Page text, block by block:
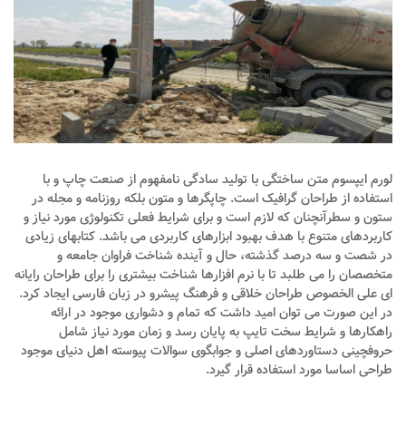
لورم ایپسوم متن ساختگی با تولید سادگی نامفهوم از صنعت چاپ و با
استفاده از طراحان گرافیک است. چاپگرها و متون بلکه روزنامه و مجله در
ستون و سطرآنچنان که لازم است و برای شرایط فعلی تکنولوژی مورد نیاز و
کاربردهای متنوع با هدف بهبود ابزارهای کاربردی می باشد. کتابهای زیادی
در شصت و سه درصد گذشته، حال و آینده شناخت فراوان جامعه و
متخصصان را می طلبد تا با نرم افزارها شناخت بیشتری را برای طراحان رایانه
ای علی الخصوص طراحان خلاقی و فرهنگ پیشرو در زبان فارسی ایجاد کرد.
در این صورت می توان امید داشت که تمام و دشواری موجود در ارائه
راهکارها و شرایط سخت تایپ به پایان رسد و زمان مورد نیاز شامل
حروفچینی دستاوردهای اصلی و جوابگوی سوالات پیوسته اهل دنیای موجود
طراحی اساسا مورد استفاده قرار گیرد.